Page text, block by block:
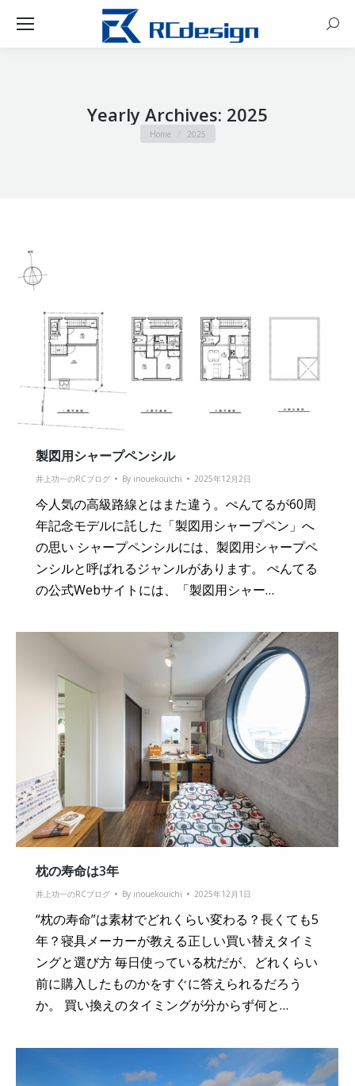
Yearly Archives: 2025
You are here:
Home 2025
製図用シャープペンシル
井上功一のRCブログ By inouekouichi 2025年12月2日
今人気の高級路線とはまた違う。ぺんてるが60周
年記念モデルに託した「製図用シャープペン」へ
の思い シャープペンシルには、製図用シャープペ
ンシルと呼ばれるジャンルがあります。 ぺんてる
の公式Webサイトには、「製図用シャー…
枕の寿命は3年
井上功一のRCブログ By inouekouichi 2025年12月1日
“枕の寿命”は素材でどれくらい変わる？長くても5
年？寝具メーカーが教える正しい買い替えタイミ
ングと選び方 毎日使っている枕だが、どれくらい
前に購入したものかをすぐに答えられるだろう
か。 買い換えのタイミングが分からず何と…